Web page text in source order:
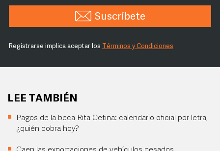
Suscríbete
Registrarse implica aceptar los Términos y Condiciones
LEE TAMBIÉN
Pagos de la beca Rita Cetina: calendario oficial por letra,
¿quién cobra hoy?